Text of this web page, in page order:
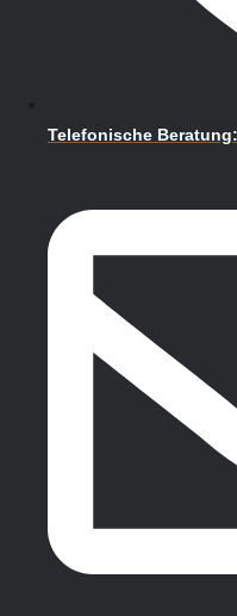
Telefonische Beratung: